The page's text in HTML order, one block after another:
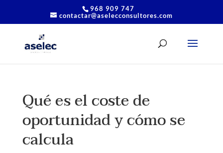
968 909 747
contactar@aselecconsultores.com
Qué es el coste de
oportunidad y cómo se
calcula